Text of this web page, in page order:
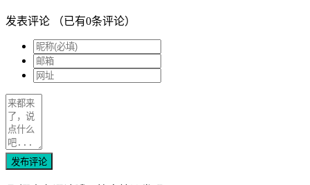
发表评论 （已有0条评论）
发布评论